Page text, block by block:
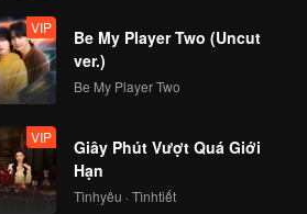
111
115
VIP
Be My Player Two (Uncut
ver.)
Be My Player Two
VIP
Giây Phút Vượt Quá Giới
Hạn
Tìnhyêu · Tìnhtiết